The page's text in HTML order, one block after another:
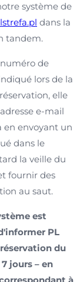
système de
dans la
tandem.
de
lors de la
elle
e-mail
en envoyant un
dans le
la veille du
fournir des
au saut.
est
PL
du
jours – en